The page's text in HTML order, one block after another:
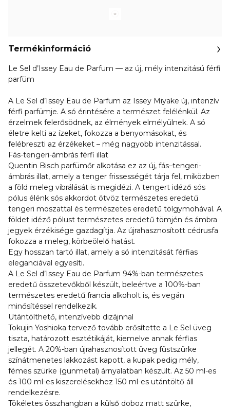
Termékinformáció
Le Sel d’Issey Eau de Parfum — az új, mély intenzitású férfi
parfüm
A Le Sel d’Issey Eau de Parfum az Issey Miyake új, intenzív
férfi parfümje. A só érintésére a természet felélénkül. Az
érzelmek felerősödnek, az élmények elmélyülnek. A só
életre kelti az ízeket, fokozza a benyomásokat, és
felébreszti az érzékeket – még nagyobb intenzitással.
Fás-tengeri-ámbrás férfi illat
Quentin Bisch parfümőr alkotása ez az új, fás–tengeri-
ámbrás illat, amely a tenger frissességét tárja fel, miközben
a föld meleg vibrálását is megidézi. A tengert idéző sós
pólus élénk sós akkordot ötvöz természetes eredetű
tengeri moszattal és természetes eredetű tölgymohával. A
földet idéző pólust természetes eredetű tömjén és ámbra
jegyek érzékisége gazdagítja. Az újrahasznosított cédrusfa
fokozza a meleg, körbeölelő hatást.
Egy hosszan tartó illat, amely a só intenzitását férfias
eleganciával egyesíti.
A Le Sel d’Issey Eau de Parfum 94%-ban természetes
eredetű összetevőkből készült, beleértve a 100%-ban
természetes eredetű francia alkoholt is, és vegán
minősítéssel rendelkezik.
Utántölthető, intenzívebb dizájnnal
Tokujin Yoshioka tervező tovább erősítette a Le Sel üveg
tiszta, határozott esztétikáját, kiemelve annak férfias
jellegét. A 20%-ban újrahasznosított üveg füstszürke
színátmenetes lakkozást kapott, a kupak pedig mély,
fémes szürke (gunmetal) árnyalatban készült. Az 50 ml-es
és 100 ml-es kiszerelésekhez 150 ml-es utántöltő áll
rendelkezésre.
Tökéletes összhangban a külső doboz matt szürke,